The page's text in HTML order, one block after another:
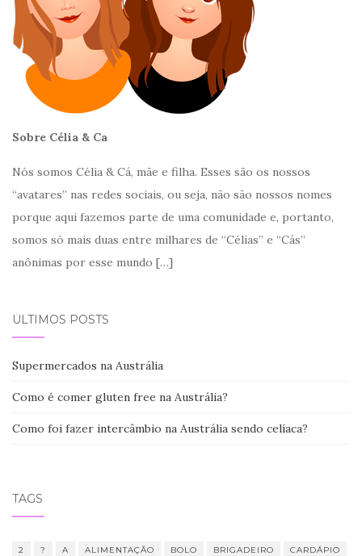
Sobre Célia & Ca
Nós somos Célia & Cá, mãe e filha. Esses são os nossos
“avatares” nas redes sociais, ou seja, não são nossos nomes
porque aqui fazemos parte de uma comunidade e, portanto,
somos só mais duas entre milhares de “Célias” e “Cás”
anônimas por esse mundo […]
ÚLTIMOS POSTS
Supermercados na Austrália
Como é comer gluten free na Austrália?
Como foi fazer intercâmbio na Austrália sendo celíaca?
TAGS
2 ? A ALIMENTAÇÃO BOLO BRIGADEIRO CARDÁPIO